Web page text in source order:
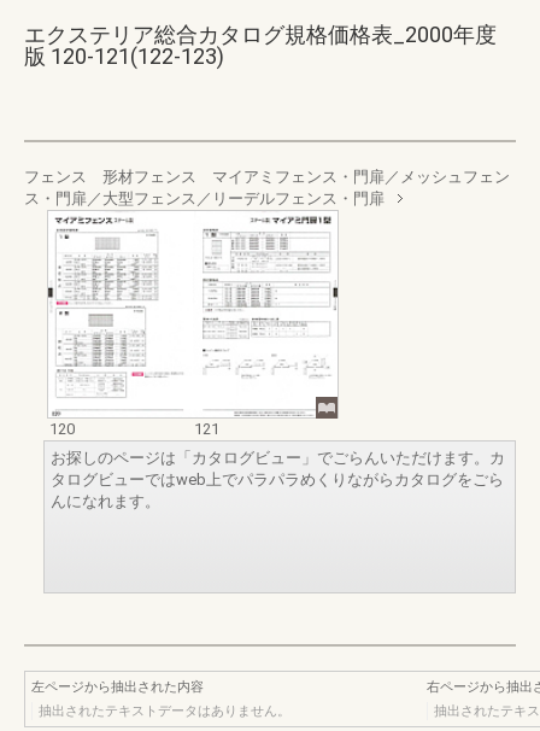
エクステリア総合カタログ規格価格表_2000年度
版 120-121(122-123)
フェンス 形材フェンス マイアミフェンス・門扉／メッシュフェン
ス・門扉／大型フェンス／リーデルフェンス・門扉
120
121
お探しのページは「カタログビュー」でごらんいただけます。カ
タログビューではweb上でパラパラめくりながらカタログをごら
んになれます。
左ページから抽出された内容
抽出されたテキストデータはありません。
右ページから抽出
抽出されたテキ